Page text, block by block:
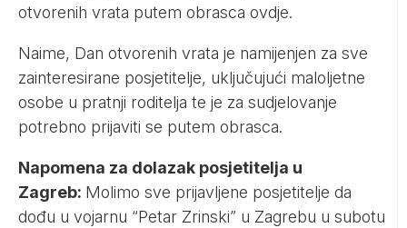
otvorenih vrata putem obrasca ovdje.
Naime, Dan otvorenih vrata je namijenjen za sve
zainteresirane posjetitelje, uključujući maloljetne
osobe u pratnji roditelja te je za sudjelovanje
potrebno prijaviti se putem obrasca.
Napomena za dolazak posjetitelja u
Zagreb: Molimo sve prijavljene posjetitelje da
dođu u vojarnu “Petar Zrinski” u Zagrebu u subotu